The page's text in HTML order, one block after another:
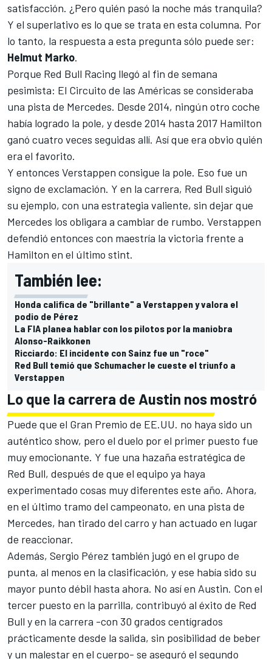
satisfacción. ¿Pero quién pasó la noche más tranquila?
Y el superlativo es lo que se trata en esta columna. Por
lo tanto, la respuesta a esta pregunta sólo puede ser:
Helmut Marko.
Porque Red Bull Racing llegó al fin de semana
pesimista: El Circuito de las Américas se consideraba
una pista de Mercedes. Desde 2014, ningún otro coche
había logrado la pole, y desde 2014 hasta 2017 Hamilton
ganó cuatro veces seguidas allí. Así que era obvio quién
era el favorito.
Y entonces Verstappen consigue la pole. Eso fue un
signo de exclamación. Y en la carrera, Red Bull siguió
su ejemplo, con una estrategia valiente, sin dejar que
Mercedes los obligara a cambiar de rumbo. Verstappen
defendió entonces con maestría la victoria frente a
Hamilton en el último stint.
También lee:
Honda califica de "brillante" a Verstappen y valora el
podio de Pérez
La FIA planea hablar con los pilotos por la maniobra
Alonso-Raikkonen
Ricciardo: El incidente con Sainz fue un "roce"
Red Bull temió que Schumacher le cueste el triunfo a
Verstappen
Lo que la carrera de Austin nos mostró
Puede que el Gran Premio de EE.UU. no haya sido un
auténtico show, pero el duelo por el primer puesto fue
muy emocionante. Y fue una hazaña estratégica de
Red Bull, después de que el equipo ya haya
experimentado cosas muy diferentes este año. Ahora,
en el último tramo del campeonato, en una pista de
Mercedes, han tirado del carro y han actuado en lugar
de reaccionar.
Además, Sergio Pérez también jugó en el grupo de
punta, al menos en la clasificación, y ese había sido su
mayor punto débil hasta ahora. No así en Austin. Con el
tercer puesto en la parrilla, contribuyó al éxito de Red
Bull y en la carrera -con 30 grados centígrados
prácticamente desde la salida, sin posibilidad de beber
y un malestar en el cuerpo- se aseguró el segundo